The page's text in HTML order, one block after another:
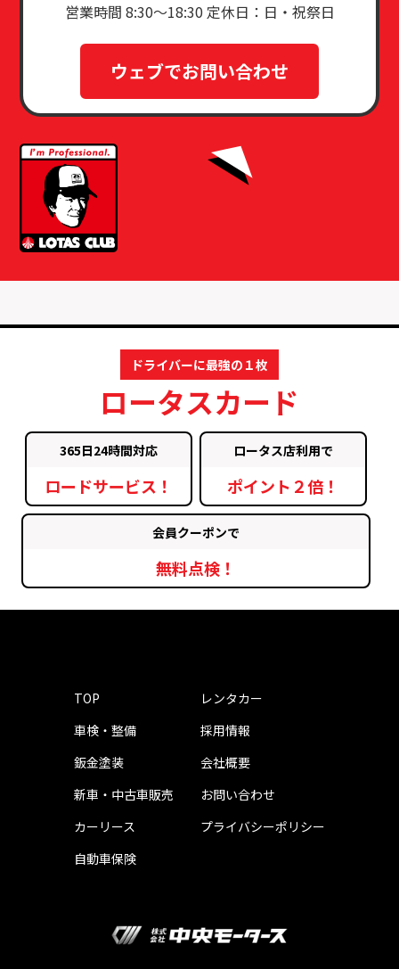
営業時間 8:30〜18:30 定休日：日・祝祭日
ウェブでお問い合わせ
ドライバーに最強の１枚
ロータスカード
365日24時間対応
ロードサービス！
ロータス店利用で
ポイント２倍！
会員クーポンで
無料点検！
TOP
車検・整備
鈑金塗装
新車・中古車販売
カーリース
自動車保険
レンタカー
採用情報
会社概要
お問い合わせ
プライバシーポリシー